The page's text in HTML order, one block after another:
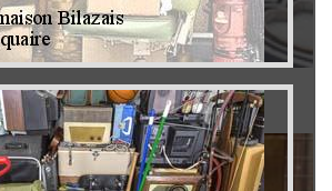
Brocanteur 79